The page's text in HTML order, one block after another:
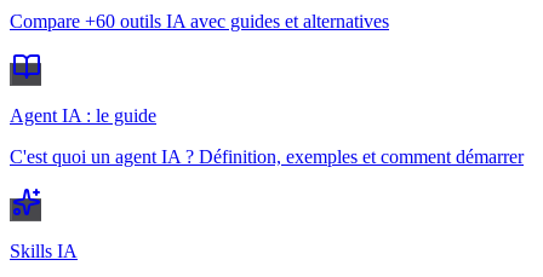
Compare +60 outils IA avec guides et alternatives
Agent IA : le guide
C'est quoi un agent IA ? Définition, exemples et comment démarrer
Skills IA